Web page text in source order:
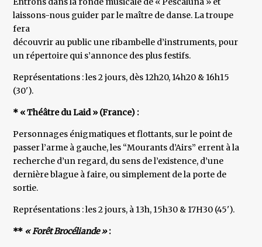
laissons-nous guider par le maître de danse. La troupe
fera
découvrir au public une ribambelle d’instruments, pour
un répertoire qui s’annonce des plus festifs.
Représentations : les 2 jours, dès 12h20, 14h20 & 16h15
(30').
* « Théâtre du Laid » (France) :
Personnages énigmatiques et flottants, sur le point de
passer l’arme à gauche, les “Mourants d’Airs” errent à la
recherche d’un regard, du sens de l’existence, d’une
dernière blague à faire, ou simplement de la porte de
sortie.
Représentations : les 2 jours, à 13h, 15h30 & 17H30 (45').
** « Forêt Brocéliande »: